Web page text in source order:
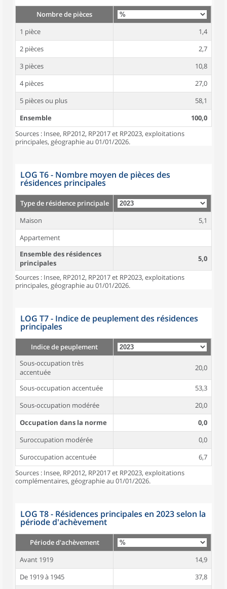
Nombre de pièces
1 pièce
1,4
2 pièces
2,7
3 pièces
10,8
4 pièces
27,0
5 pièces ou plus
58,1
Ensemble
100,0
Sources : Insee, RP2012, RP2017 et RP2023, exploitations
principales, géographie au 01/01/2026.
LOG T6 - Nombre moyen de pièces des
résidences principales
Type de résidence principale
Maison
5,1
Appartement
Ensemble des résidences
principales
5,0
Sources : Insee, RP2012, RP2017 et RP2023, exploitations
principales, géographie au 01/01/2026.
LOG T7 - Indice de peuplement des résidences
principales
Indice de peuplement
Sous-occupation très
accentuée
20,0
Sous-occupation accentuée
53,3
Sous-occupation modérée
20,0
Occupation dans la norme
0,0
Suroccupation modérée
0,0
Suroccupation accentuée
6,7
Sources : Insee, RP2012, RP2017 et RP2023, exploitations
complémentaires, géographie au 01/01/2026.
LOG T8 - Résidences principales en 2023 selon la
période d'achèvement
Période d'achèvement
Avant 1919
14,9
De 1919 à 1945
37,8